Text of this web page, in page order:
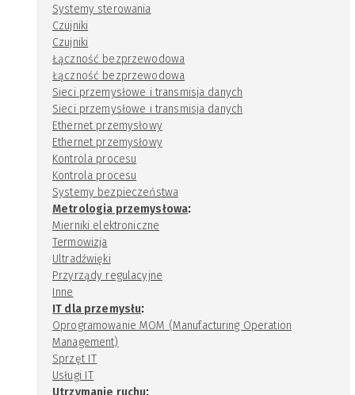
Systemy sterowania
Czujniki
Czujniki
Łączność bezprzewodowa
Łączność bezprzewodowa
Sieci przemysłowe i transmisja danych
Sieci przemysłowe i transmisja danych
Ethernet przemysłowy
Ethernet przemysłowy
Kontrola procesu
Kontrola procesu
Systemy bezpieczeństwa
Metrologia przemysłowa:
Mierniki elektroniczne
Termowizja
Ultradźwięki
Przyrządy regulacyjne
Inne
IT dla przemysłu:
Oprogramowanie MOM (Manufacturing Operation
Management)
Sprzęt IT
Usługi IT
Utrzymanie ruchu: